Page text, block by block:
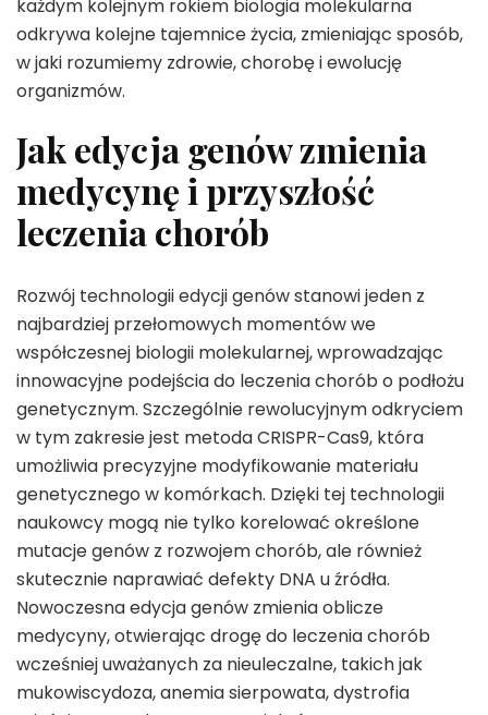
każdym kolejnym rokiem biologia molekularna
odkrywa kolejne tajemnice życia, zmieniając sposób,
w jaki rozumiemy zdrowie, chorobę i ewolucję
organizmów.
Jak edycja genów zmienia
medycynę i przyszłość
leczenia chorób
Rozwój technologii edycji genów stanowi jeden z
najbardziej przełomowych momentów we
współczesnej biologii molekularnej, wprowadzając
innowacyjne podejścia do leczenia chorób o podłożu
genetycznym. Szczególnie rewolucyjnym odkryciem
w tym zakresie jest metoda CRISPR-Cas9, która
umożliwia precyzyjne modyfikowanie materiału
genetycznego w komórkach. Dzięki tej technologii
naukowcy mogą nie tylko korelować określone
mutacje genów z rozwojem chorób, ale również
skutecznie naprawiać defekty DNA u źródła.
Nowoczesna edycja genów zmienia oblicze
medycyny, otwierając drogę do leczenia chorób
wcześniej uważanych za nieuleczalne, takich jak
mukowiscydoza, anemia sierpowata, dystrofia